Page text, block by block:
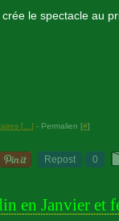
[ ] - Permalien [#]
Repost 0
en Janvier et